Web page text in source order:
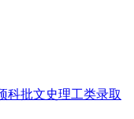
科批文史理工类录取